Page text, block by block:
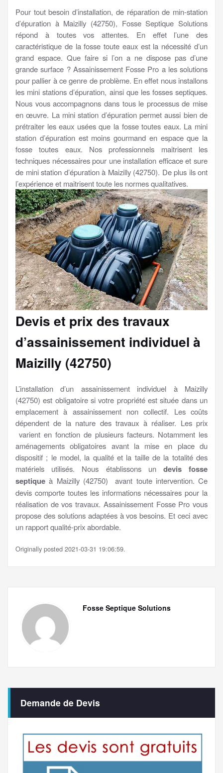
Pour tout besoin d’installation, de réparation de min-station
d’épuration à Maizilly (42750), Fosse Septique Solutions
répond à toutes vos attentes. En effet l’une des
caractéristique de la fosse toute eaux est la nécessité d’un
grand espace. Que faire si l’on a ne dispose pas d’une
grande surface ? Assainissement Fosse Pro a les solutions
pour pallier à ce genre de problème. En effet nous installons
les mini stations d’épuration, ainsi que les fosses septiques.
Nous vous accompagnons dans tous le processus de mise
en œuvre. La mini station d’épuration permet aussi bien de
prétraiter les eaux usées que la fosse toutes eaux. La mini
station d’épuration est moins gourmand en espace que la
fosse toutes eaux. Nos professionnels maitrisent les
techniques nécessaires pour une installation efficace et sure
de mini station d’épuration à Maizilly (42750). De plus ils ont
l’expérience et maitrisent toute les normes qualitatives.
Devis et prix des travaux
d’assainissement individuel à
Maizilly (42750)
L’installation d’un assainissement individuel à Maizilly
(42750) est obligatoire si votre propriété est située dans un
emplacement à assainissement non collectif. Les coûts
dépendent de la nature des travaux à réaliser. Les prix
varient en fonction de plusieurs facteurs. Notamment les
aménagements obligatoires avant la mise en place du
dispositif ; le model, la qualité et la taille de la totalité des
matériels utilisés. Nous établissons un devis fosse
septique à Maizilly (42750) avant toute intervention. Ce
devis comporte toutes les informations nécessaires pour la
réalisation de vos travaux. Assainissement Fosse Pro vous
propose des solutions adaptées à vos besoins. Et ceci avec
un rapport qualité-prix abordable.
Originally posted 2021-03-31 19:06:59.
Fosse Septique Solutions
Demande de Devis